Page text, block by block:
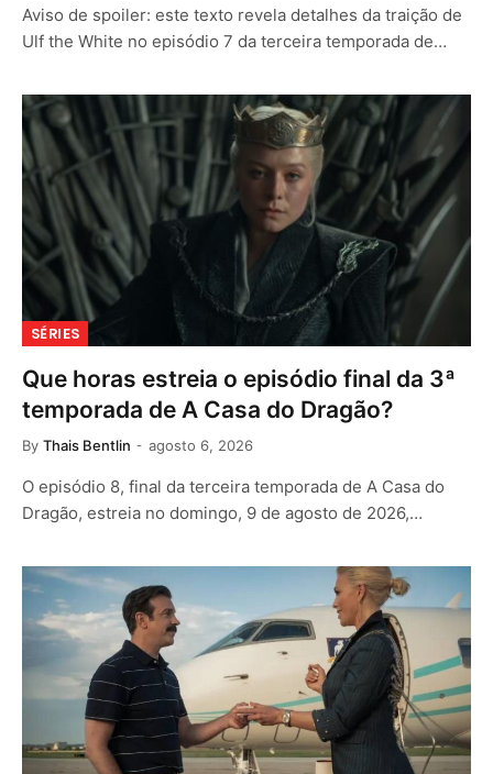
Aviso de spoiler: este texto revela detalhes da traição de
Ulf the White no episódio 7 da terceira temporada de…
SÉRIES
Que horas estreia o episódio final da 3ª
temporada de A Casa do Dragão?
By Thais Bentlin agosto 6, 2026
O episódio 8, final da terceira temporada de A Casa do
Dragão, estreia no domingo, 9 de agosto de 2026,…